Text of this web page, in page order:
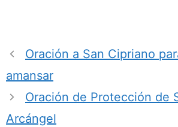
Oración a San Cipriano
amansar
Oración de Protección de
Arcángel